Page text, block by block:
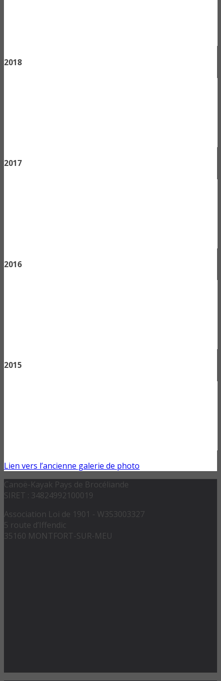
2018
2017
2016
2015
Lien vers l’ancienne galerie de photo
Canoë-Kayak Pays de Brocéliande
SIRET : 34824992100019
Association Loi de 1901 - W353003327
5 route d’Iffendic
35160 MONTFORT-SUR-MEU